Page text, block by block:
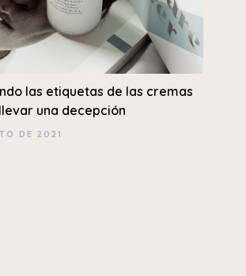
las etiquetas de las cremas
una decepción
DE 2021